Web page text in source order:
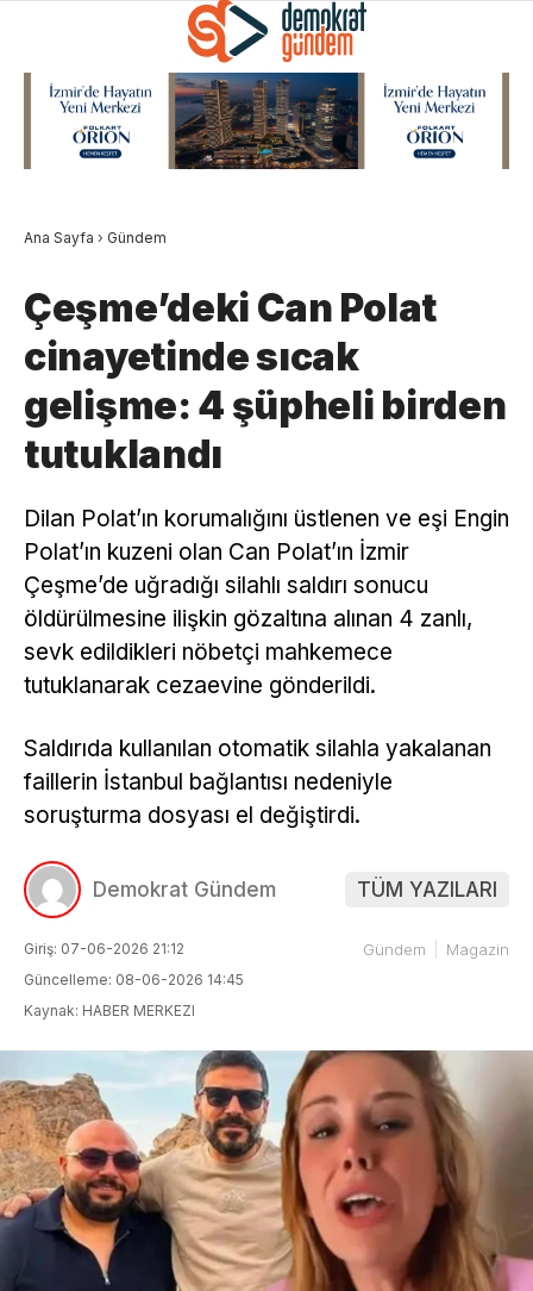
Ana Sayfa › Gündem
Çeşme’deki Can Polat
cinayetinde sıcak
gelişme: 4 şüpheli birden
tutuklandı
Dilan Polat’ın korumalığını üstlenen ve eşi Engin
Polat’ın kuzeni olan Can Polat’ın İzmir
Çeşme’de uğradığı silahlı saldırı sonucu
öldürülmesine ilişkin gözaltına alınan 4 zanlı,
sevk edildikleri nöbetçi mahkemece
tutuklanarak cezaevine gönderildi.
Saldırıda kullanılan otomatik silahla yakalanan
faillerin İstanbul bağlantısı nedeniyle
soruşturma dosyası el değiştirdi.
Demokrat Gündem TÜM YAZILARI
Giriş: 07-06-2026 21:12
Güncelleme: 08-06-2026 14:45
Kaynak: HABER MERKEZI
Gündem Magazin